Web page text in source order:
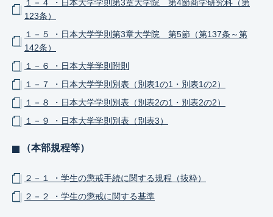
１－４ ・日本大学学則第3章大学院 第4節商学研究科（第
123条）
１－５ ・日本大学学則第3章大学院 第5節（第137条～第
142条）
１－６ ・日本大学学則附則
１－７ ・日本大学学則別表（別表1の1・別表1の2）
１－８ ・日本大学学則別表（別表2の1・別表2の2）
１－９ ・日本大学学則別表（別表3）
（本部規程等）
２－１ ・学生の懲戒手続に関する規程（抜粋）
２－２ ・学生の懲戒に関する基準